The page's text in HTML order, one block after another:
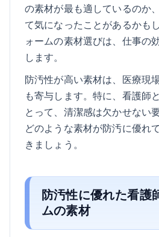
の素材が最も適しているのか
て気になったことがあるかも
ォームの素材選びは、仕事の
します。
防汚性が高い素材は、医療現
も寄与します。特に、看護師
とって、清潔感は欠かせない
どのような素材が防汚に優れ
きましょう。
防汚性に優れた看護
ムの素材